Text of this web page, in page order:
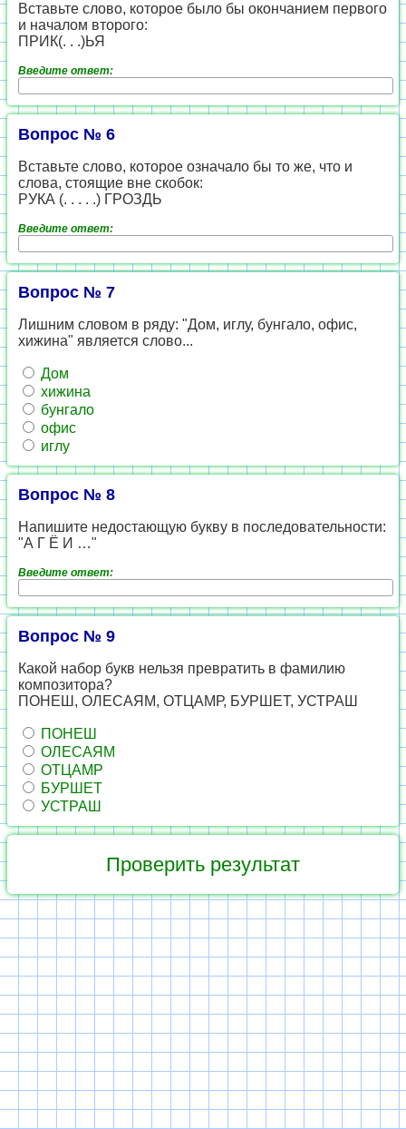
Вставьте слово, которое было бы окончанием первого
и началом второго:
ПРИК(. . .)ЬЯ
Введите ответ:
Вопрос № 6
Вставьте слово, которое означало бы то же, что и
слова, стоящие вне скобок:
РУКА (. . . . .) ГРОЗДЬ
Введите ответ:
Вопрос № 7
Лишним словом в ряду: "Дом, иглу, бунгало, офис,
хижина" является слово...
Дом
хижина
бунгало
офис
иглу
Вопрос № 8
Напишите недостающую букву в последовательности:
"А Г Ё И …"
Введите ответ:
Вопрос № 9
Какой набор букв нельзя превратить в фамилию
композитора?
ПОНЕШ, ОЛЕСАЯМ, ОТЦАМР, БУРШЕТ, УСТРАШ
ПОНЕШ
ОЛЕСАЯМ
ОТЦАМР
БУРШЕТ
УСТРАШ